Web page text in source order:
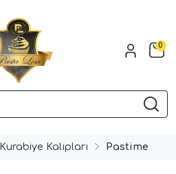
0
Kurabiye Kalıpları Pastime